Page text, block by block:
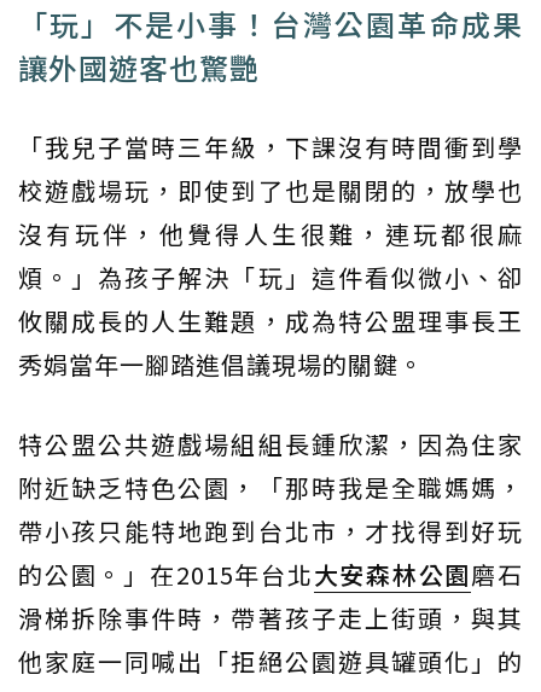
「玩」不是小事！台灣公園革命成果
讓外國遊客也驚艷
「我兒子當時三年級，下課沒有時間衝到學
校遊戲場玩，即使到了也是關閉的，放學也
沒有玩伴，他覺得人生很難，連玩都很麻
煩。」為孩子解決「玩」這件看似微小、卻
攸關成長的人生難題，成為特公盟理事長王
秀娟當年一腳踏進倡議現場的關鍵。
特公盟公共遊戲場組組長鍾欣潔，因為住家
附近缺乏特色公園，「那時我是全職媽媽，
帶小孩只能特地跑到台北市，才找得到好玩
的公園。」在2015年台北大安森林公園磨石
滑梯拆除事件時，帶著孩子走上街頭，與其
他家庭一同喊出「拒絕公園遊具罐頭化」的